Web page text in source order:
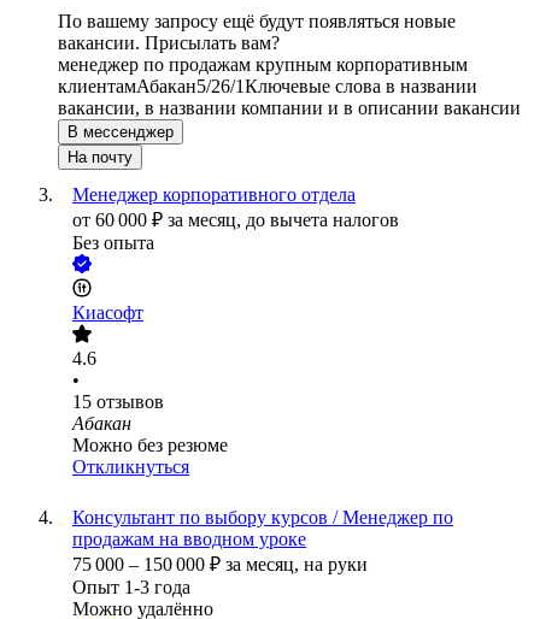
По вашему запросу ещё будут появляться новые
вакансии. Присылать вам?
менеджер по продажам крупным корпоративным
клиентамАбакан5/26/1Ключевые слова в названии
вакансии, в названии компании и в описании вакансии
В мессенджер
На почту
Менеджер корпоративного отдела
от 60 000 ₽ за месяц, до вычета налогов
Без опыта
Киасофт
4.6
•
15 отзывов
Абакан
Можно без резюме
Откликнуться
Консультант по выбору курсов / Менеджер по
продажам на вводном уроке
75 000 – 150 000 ₽ за месяц, на руки
Опыт 1-3 года
Можно удалённо